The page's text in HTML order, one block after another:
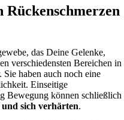
Rückenschmerzen
das Deine Gelenke,
verschiedensten Bereichen in
haben auch noch eine
Einseitige
Bewegung können schließlich
sich verhärten.